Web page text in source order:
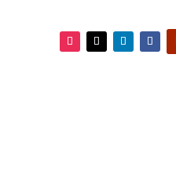
Seguir